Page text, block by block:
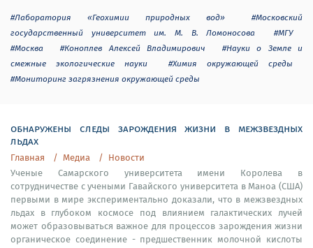
#Лаборатория «Геохимии природных вод»
#Московский
государственный университет им. М. В. Ломоносова
#МГУ
#Москва
#Коноплев Алексей Владимирович
#Науки о Земле и
смежные экологические науки
#Химия окружающей среды
#Мониторинг загрязнения окружающей среды
обнаружены следы зарождения жизни в межзвездных
льдах
Главная Медиа
Новости
Ученые Самарского университета имени Королева в
сотрудничестве с учеными Гавайского университета в Маноа (США)
первыми в мире экспериментально доказали, что в межзвездных
льдах в глубоком космосе под влиянием галактических лучей
может образовываться важное для процессов зарождения жизни
органическое соединение - предшественник молочной кислоты